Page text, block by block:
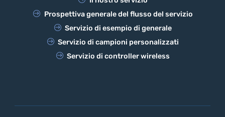
Prospettiva generale del flusso del servizio
Servizio di esempio di generale
Servizio di campioni personalizzati
Servizio di controller wireless